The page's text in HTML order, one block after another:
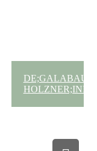
DE;GALABAU-
HOLZNER;INFO